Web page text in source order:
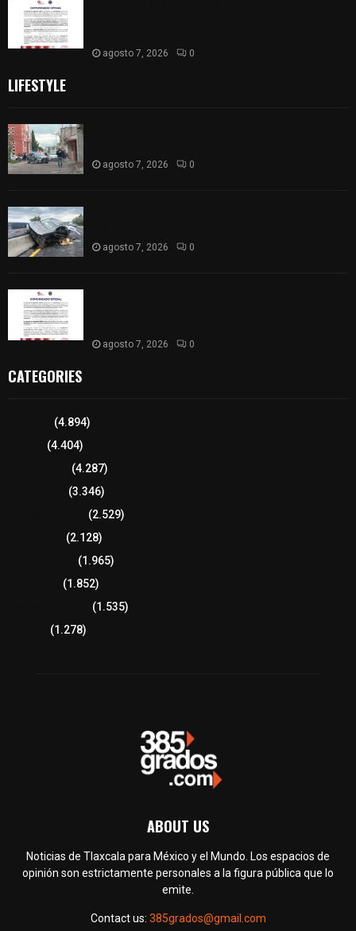
agosto 7, 2026 0
LIFESTYLE
agosto 7, 2026 0
agosto 7, 2026 0
agosto 7, 2026 0
CATEGORIES
(4.894)
(4.404)
(4.287)
(3.346)
(2.529)
(2.128)
(1.965)
(1.852)
(1.535)
(1.278)
ABOUT US
Noticias de Tlaxcala para México y el Mundo. Los espacios de
opinión son estrictamente personales a la figura pública que lo
emite.
Contact us: 385grados@gmail.com